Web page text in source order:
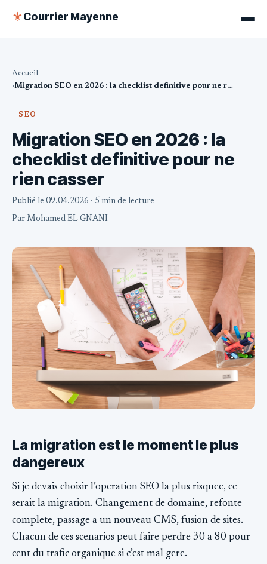
⚜Courrier Mayenne
Accueil
Migration SEO en 2026 : la checklist definitive pour ne rien casser
SEO
Migration SEO en 2026 : la
checklist definitive pour ne
rien casser
Publié le 09.04.2026 · 5 min de lecture
Par Mohamed EL GNANI
La migration est le moment le plus
dangereux
Si je devais choisir l’operation SEO la plus risquee, ce
serait la migration. Changement de domaine, refonte
complete, passage a un nouveau CMS, fusion de sites.
Chacun de ces scenarios peut faire perdre 30 a 80 pour
cent du trafic organique si c’est mal gere.